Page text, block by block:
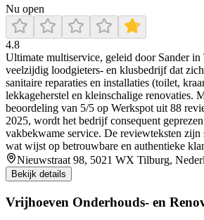
Nu open
4.8
Ultimate multiservice, geleid door Sander in
veelzijdig loodgieters- en klusbedrijf dat
sanitaire reparaties en installaties (toilet,
lekkageherstel en kleinschalige renovaties.
beoordeling van 5/5 op Werkspot uit 88
2025, wordt het bedrijf consequent
vakbekwame service. De reviewteksten zijn
wat wijst op betrouwbare en authentieke
Nieuwstraat 98, 5021 WX Tilburg,
Bekijk details
Vrijhoeven Onderhouds- en